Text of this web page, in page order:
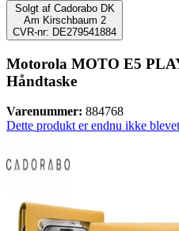
Solgt af Cadorabo DK
Am Kirschbaum 2
CVR-nr: DE279541884
Motorola MOTO E5
Håndtaske
Varenummer: 884768
Dette produkt er endnu ikke